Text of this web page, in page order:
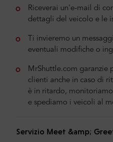
Riceverai un'e-mail di
dettagli del veicolo e le
Ti invieremo un
eventuali modifiche o
MrShuttle.com garanzie
clienti anche in caso di
è in ritardo,
e spediamo i veicoli al
Servizio Meet &amp;